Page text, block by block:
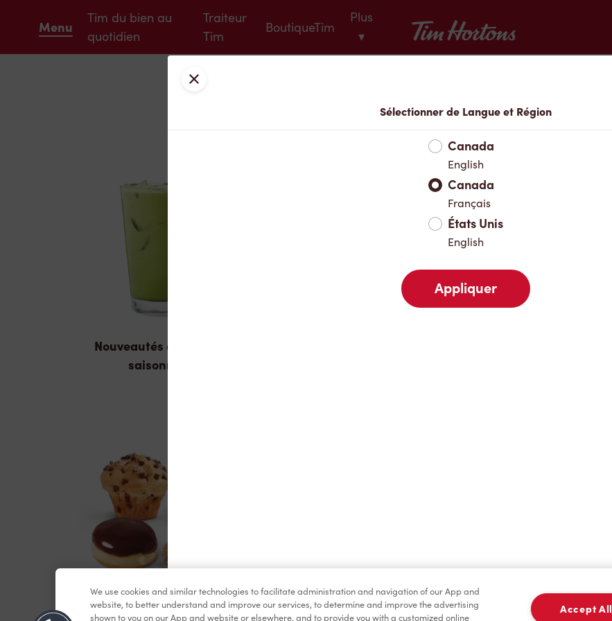
Menu
Tim du bien au
quotidien
Traiteur
Tim
BoutiqueTim
Plus
▾
Tim Hortons
Menu
Nouveautés et produits
saisonniers
Pâtisseries Marchandises Assaisonnement
We use cookies and similar technologies to facilitate administration and navigation of our App and
website, to better understand and improve our services, to determine and improve the advertising
shown to you on our App and website or elsewhere, and to provide you with a customized online
Accept All
Fermer
Sélectionner de Langue et Région
Canada
English
Canada
Français
États Unis
English
Appliquer